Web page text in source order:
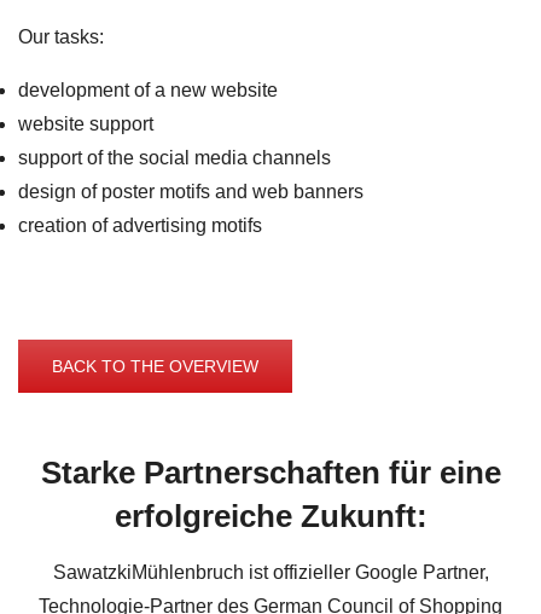
Our tasks:
development of a new website
website support
support of the social media channels
design of poster motifs and web banners
creation of advertising motifs
BACK TO THE OVERVIEW
Starke Partnerschaften für eine
erfolgreiche Zukunft:
SawatzkiMühlenbruch ist offizieller Google Partner,
Technologie-Partner des German Council of Shopping